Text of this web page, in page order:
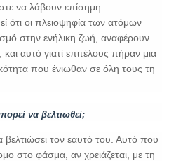
να λάβουν επίσημη
ότι οι πλειοψηφία των ατόμων
στην ενήλικη ζωή, αναφέρουν
αυτό γιατί επιτέλους πήραν μια
που ένιωθαν σε όλη τους τη
να βελτιωθεί;
τον εαυτό του. Αυτό που
στο φάσμα, αν χρειάζεται, με τη